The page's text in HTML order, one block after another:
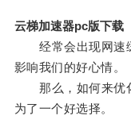
云梯加速器pc版下载
经常会出现网速缓
影响我们的好心情。
那么，如何来优化
为了一个好选择。